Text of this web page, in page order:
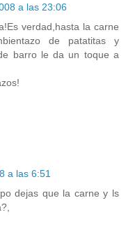
a las 23:06
verdad,hasta la carne
de patatitas y
barro le da un toque a
a las 6:51
dejas que la carne y ls